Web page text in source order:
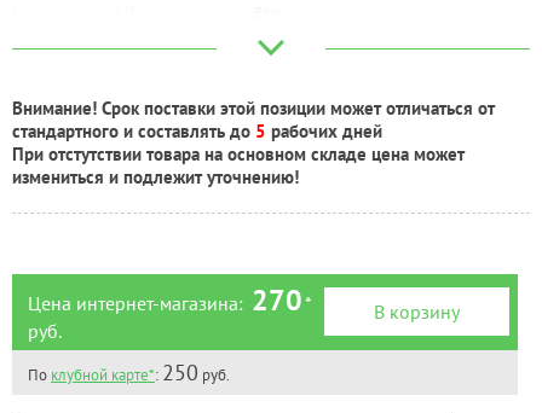
Под заказ
Самара:
Под заказ
Тверь:
Под заказ
Тюмень:
Под заказ
Внимание! Срок поставки этой позиции может отличаться от
стандартного и составлять до 5 рабочих дней
При отстутствии товара на основном складе цена может
измениться и подлежит уточнению!
Цена интернет-магазина: 270*
руб.
В корзину
По клубной карте*: 250 руб.